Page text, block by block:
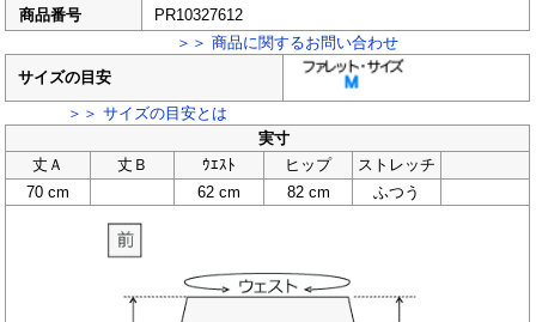
商品番号
PR10327612
＞＞ 商品に関するお問い合わせ
サイズの目安
＞＞ サイズの目安とは
実寸
丈Ａ
丈Ｂ ｳｴｽﾄ ヒップ
ストレッチ
70 cm
62 cm 82 cm ふつう